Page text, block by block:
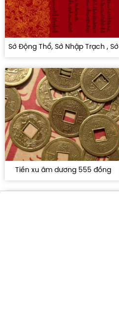
Sớ Động Thổ, Sớ Nhập Trạch , Sớ
Cầu Bán Nhà , Sớ Cầu Tài , Sớ An
Long Mạch
Tiền xu âm dương 555 đồng